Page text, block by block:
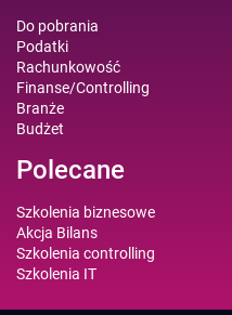
Do pobrania
Podatki
Rachunkowość
Finanse/Controlling
Branże
Budżet
Polecane
Szkolenia biznesowe
Akcja Bilans
Szkolenia controlling
Szkolenia IT